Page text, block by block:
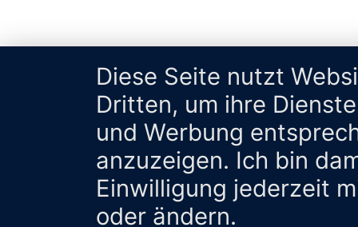
Diese Seite nutzt
Dritten, um ihre
und Werbung
anzuzeigen. Ich bin
Einwilligung jederzeit
oder ändern.